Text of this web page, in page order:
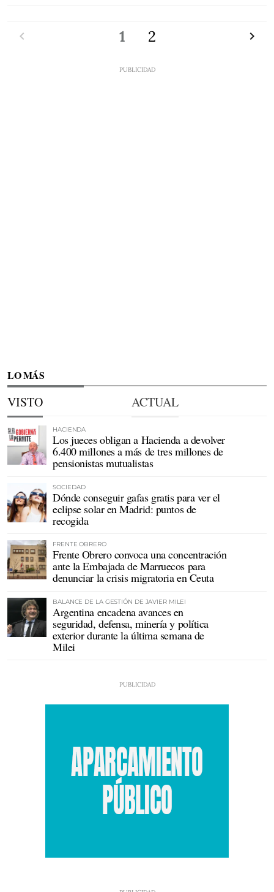
1 2
LO MÁS
VISTO ACTUAL
HACIENDA
Los jueces obligan a Hacienda a devolver
6.400 millones a más de tres millones de
pensionistas mutualistas
SOCIEDAD
Dónde conseguir gafas gratis para ver el
eclipse solar en Madrid: puntos de
recogida
FRENTE OBRERO
Frente Obrero convoca una concentración
ante la Embajada de Marruecos para
denunciar la crisis migratoria en Ceuta
BALANCE DE LA GESTIÓN DE JAVIER MILEI
Argentina encadena avances en
seguridad, defensa, minería y política
exterior durante la última semana de
Milei